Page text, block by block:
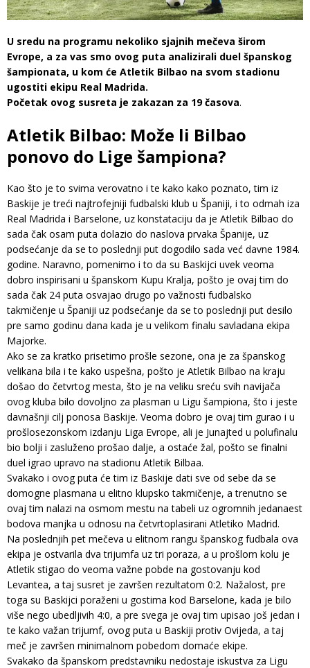
U sredu na programu nekoliko sjajnih mečeva širom
Evrope, a za vas smo ovog puta analizirali duel španskog
šampionata, u kom će Atletik Bilbao na svom stadionu
ugostiti ekipu Real Madrida.
Početak ovog susreta je zakazan za 19 časova.
Atletik Bilbao: Može li Bilbao
ponovo do Lige šampiona?
Kao što je to svima verovatno i te kako kako poznato, tim iz
Baskije je treći najtrofejniji fudbalski klub u Španiji, i to odmah iza
Real Madrida i Barselone, uz konstataciju da je Atletik Bilbao do
sada čak osam puta dolazio do naslova prvaka Španije, uz
podsećanje da se to poslednji put dogodilo sada već davne 1984.
godine. Naravno, pomenimo i to da su Baskijci uvek veoma
dobro inspirisani u španskom Kupu Kralja, pošto je ovaj tim do
sada čak 24 puta osvajao drugo po važnosti fudbalsko
takmičenje u Španiji uz podsećanje da se to poslednji put desilo
pre samo godinu dana kada je u velikom finalu savladana ekipa
Majorke.
Ako se za kratko prisetimo prošle sezone, ona je za španskog
velikana bila i te kako uspešna, pošto je Atletik Bilbao na kraju
došao do četvrtog mesta, što je na veliku sreću svih navijača
ovog kluba bilo dovoljno za plasman u Ligu šampiona, što i jeste
davnašnji cilj ponosa Baskije. Veoma dobro je ovaj tim gurao i u
prošlosezonskom izdanju Liga Evrope, ali je Junajted u polufinalu
bio bolji i zasluženo prošao dalje, a ostaće žal, pošto se finalni
duel igrao upravo na stadionu Atletik Bilbaa.
Svakako i ovog puta će tim iz Baskije dati sve od sebe da se
domogne plasmana u elitno klupsko takmičenje, a trenutno se
ovaj tim nalazi na osmom mestu na tabeli uz ogromnih jedanaest
bodova manjka u odnosu na četvrtoplasirani Atletiko Madrid.
Na poslednjih pet mečeva u elitnom rangu španskog fudbala ova
ekipa je ostvarila dva trijumfa uz tri poraza, a u prošlom kolu je
Atletik stigao do veoma važne pobde na gostovanju kod
Levantea, a taj susret je završen rezultatom 0:2. Nažalost, pre
toga su Baskijci poraženi u gostima kod Barselone, kada je bilo
više nego ubedljivih 4:0, a pre svega je ovaj tim upisao još jedan i
te kako važan trijumf, ovog puta u Baskiji protiv Ovijeda, a taj
meč je završen minimalnom pobedom domaće ekipe.
Svakako da španskom predstavniku nedostaje iskustva za Ligu